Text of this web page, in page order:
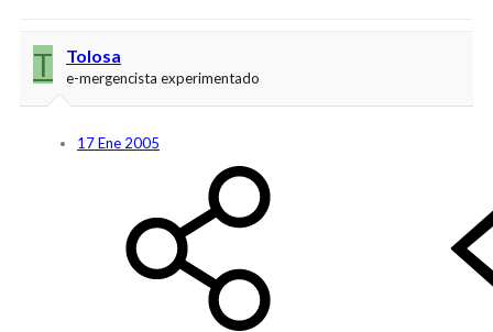
T Tolosa
e-mergencista experimentado
17 Ene 2005